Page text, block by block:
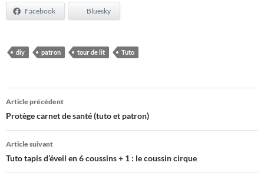
Facebook Bluesky
diy patron tour de lit Tuto
Navigation
des
articles
Article précédent
Protège carnet de santé (tuto et patron)
Article suivant
Tuto tapis d’éveil en 6 coussins + 1 : le coussin cirque